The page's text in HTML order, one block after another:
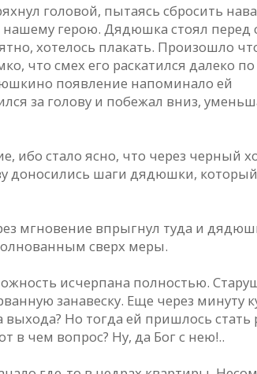
головой, пытаясь сбросить
герою. Дядюшка стоял перед
хотелось плакать. Произошло
что смех его раскатился далеко
появление напоминало ей
за голову и побежал вниз,
ибо стало ясно, что через черный
доносились шаги дядюшки,
мгновение впрыгнул туда и
сверх меры.
исчерпана полностью.
занавеску. Еще через минуту
Но тогда ей пришлось стать
в чем вопрос? Ну, да Бог с нею!..